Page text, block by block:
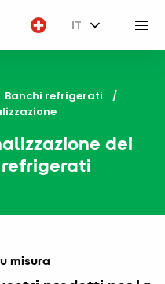
IT
Banchi refrigerati
dei
misura